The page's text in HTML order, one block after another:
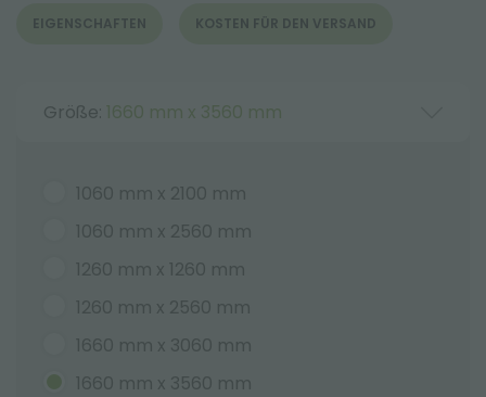
EIGENSCHAFTEN KOSTEN FÜR DEN VERSAND
Größe: 1660 mm x 3560 mm
1060 mm x 2100 mm
1060 mm x 2560 mm
1260 mm x 1260 mm
1260 mm x 2560 mm
1660 mm x 3060 mm
1660 mm x 3560 mm